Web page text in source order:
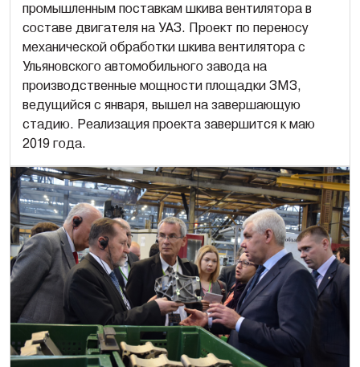
промышленным поставкам шкива вентилятора в
составе двигателя на УАЗ. Проект по переносу
механической обработки шкива вентилятора с
Ульяновского автомобильного завода на
производственные мощности площадки ЗМЗ,
ведущийся с января, вышел на завершающую
стадию. Реализация проекта завершится к маю
2019 года.